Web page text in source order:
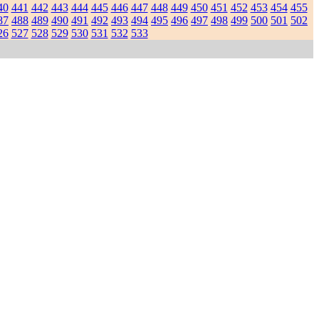
441 442 443 444 445 446 447 448 449 450 451 452 453 454 455
488 489 490 491 492 493 494 495 496 497 498 499 500 501 502
527 528 529 530 531 532 533